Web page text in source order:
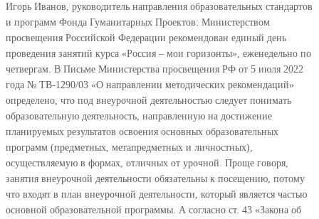
Игорь Иванов, руководитель направления образовательных стандартов
и программ Фонда Гуманитарных Проектов: Министерством
просвещения Российской Федерации рекомендован единый день
проведения занятий курса «Россия – мои горизонты», еженедельно по
четвергам. В Письме Министерства просвещения РФ от 5 июля 2022
года № ТВ-1290/03 «О направлении методических рекомендаций»
определено, что под внеурочной деятельностью следует понимать
образовательную деятельность, направленную на достижение
планируемых результатов освоения основных образовательных
программ (предметных, метапредметных и личностных),
осуществляемую в формах, отличных от урочной. Проще говоря,
занятия внеурочной деятельности обязательны к посещению, потому
что входят в план внеурочной деятельности, который является частью
основной образовательной программы. А согласно ст. 43 «Закона об